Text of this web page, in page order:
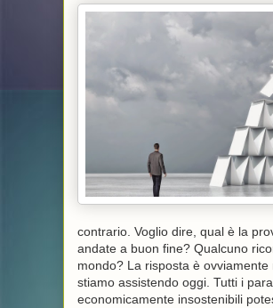
contrario. Voglio dire, qual è la
andate a buon fine? Qualcuno
mondo? La risposta è
stiamo assistendo oggi. Tutti i
economicamente insostenibili